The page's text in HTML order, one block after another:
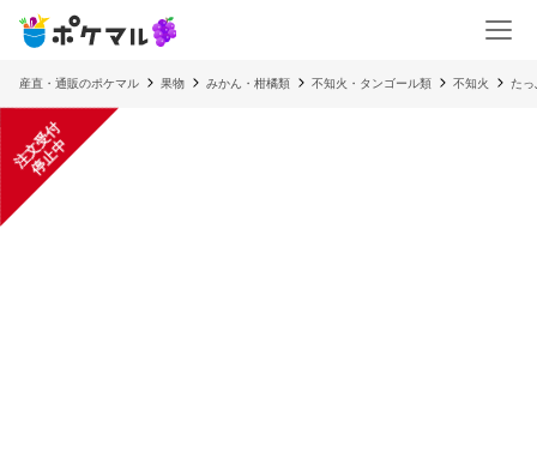
産直・通販のポケマル 果物 みかん・柑橘類 不知火・タンゴール類 不知火 た
注
文
受
付
停
止
中